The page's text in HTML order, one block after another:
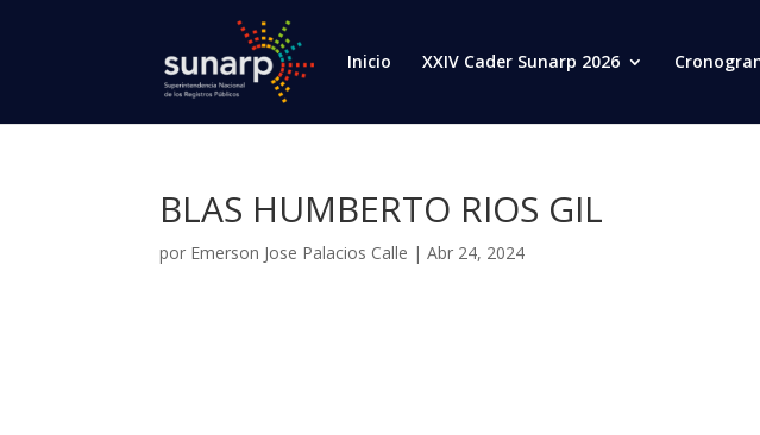
Inicio XXIV Cader Sunarp 2026
BLAS HUMBERTO RIOS GIL
por Emerson Jose Palacios Calle |Abr 24, 2024